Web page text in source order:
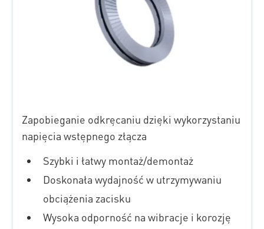
Zapobieganie odkręcaniu dzięki wykorzystaniu
napięcia wstępnego złącza
Szybki i łatwy montaż/demontaż
Doskonała wydajność w utrzymywaniu
obciążenia zacisku
Wysoka odporność na wibracje i korozję